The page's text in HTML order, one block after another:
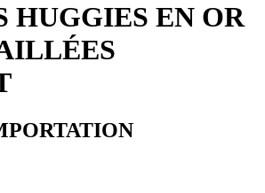
HUGGIES EN OR